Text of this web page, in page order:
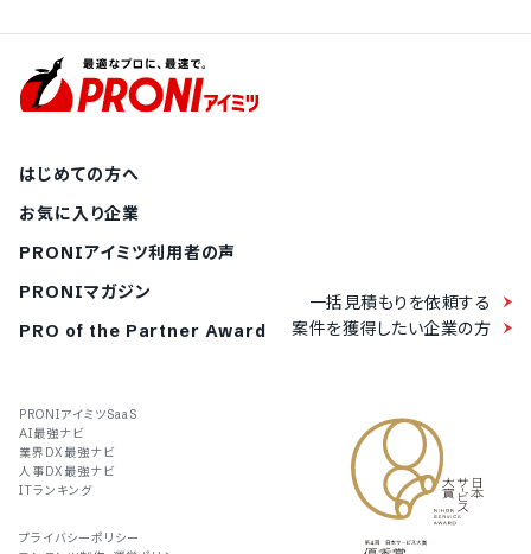
はじめての方へ
お気に入り企業
PRONIアイミツ利用者の声
PRONIマガジン
PRO of the Partner Award
一括見積もりを依頼する
案件を獲得したい企業の方
PRONIアイミツSaaS
AI最強ナビ
業界DX最強ナビ
人事DX最強ナビ
ITランキング
プライバシーポリシー